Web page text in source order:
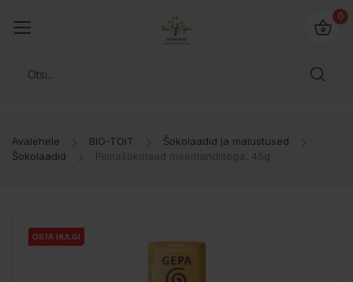
0
Avalehele BIO-TOIT
Šokolaadid ja maiustused
Šokolaadid
Piimašokolaad meemandlitega, 45g
OSTA HULGI
OSTA HULGI
OSTA HULGI